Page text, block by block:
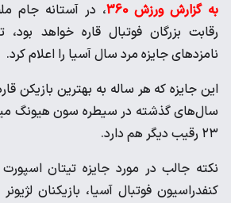
به گزارش ورزش 360
، در آستانه جام
رقابت بزرگان فوتبال قاره خواهد
نامزدهای جایزه مرد سال آسیا را اعلام کرد.
این جایزه که هر ساله به بهترین بازیکن
سال‌های گذشته در سیطره سون هیونگ مین
۲۳ رقیب دیگر هم دارد.
نکته جالب در مورد جایزه تیتان
کنفدراسیون فوتبال آسیا، بازیکنان